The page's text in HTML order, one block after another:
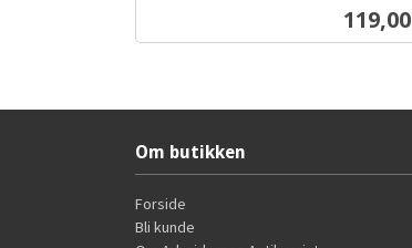
Pris
119,00
Om butikken
Forside
Bli kunde